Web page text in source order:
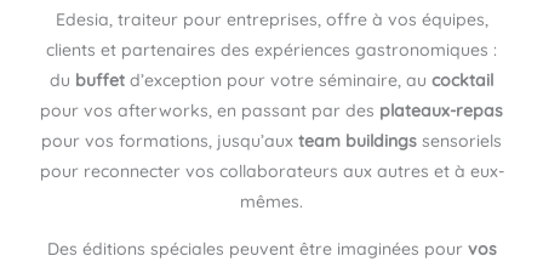
Edesia, traiteur pour entreprises, offre à vos équipes,
clients et partenaires des expériences gastronomiques :
du buffet d’exception pour votre séminaire, au cocktail
pour vos afterworks, en passant par des plateaux-repas
pour vos formations, jusqu’aux team buildings sensoriels
pour reconnecter vos collaborateurs aux autres et à eux-
mêmes.
Des éditions spéciales peuvent être imaginées pour vos